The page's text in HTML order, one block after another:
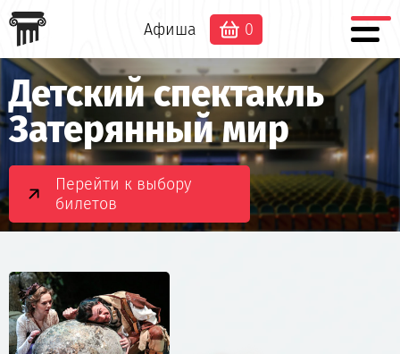
Афиша 0
Детский спектакль
Затерянный мир
Перейти к выбору
билетов